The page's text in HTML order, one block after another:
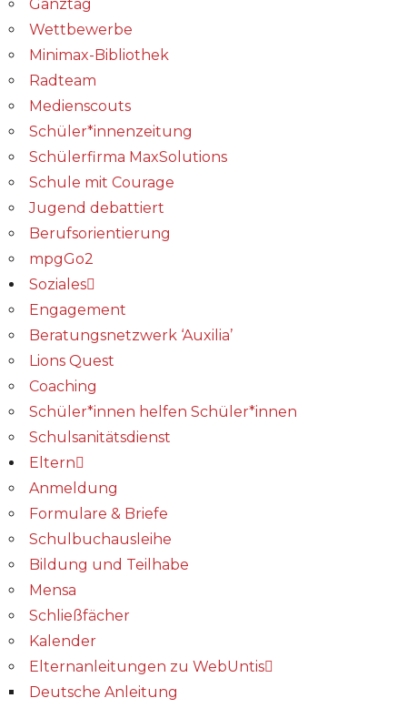
Ganztag
Wettbewerbe
Minimax-Bibliothek​
Radteam
Medienscouts
Schüler*innenzeitung
Schülerfirma MaxSolutions
Schule mit Courage
Jugend debattiert
Berufsorientierung
mpgGo2
Soziales
Engagement
Beratungsnetzwerk ‘Auxilia’
Lions Quest
Coaching
Schüler*innen helfen Schüler*innen
Schulsanitätsdienst
Eltern
Anmeldung
Formulare & Briefe
Schulbuchausleihe
Bildung und Teilhabe
Mensa
Schließfächer
Kalender
Elternanleitungen zu WebUntis
Deutsche Anleitung